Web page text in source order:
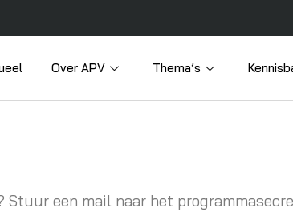
Over APV Thema’s
Stuur een mail naar het